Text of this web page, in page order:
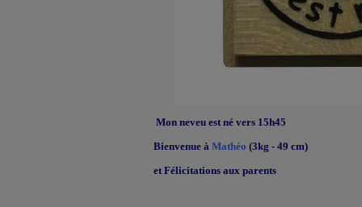
Mon neveu est né vers 15h45
Bienvenue à Mathéo (3kg - 49 cm)
et Félicitations aux parents